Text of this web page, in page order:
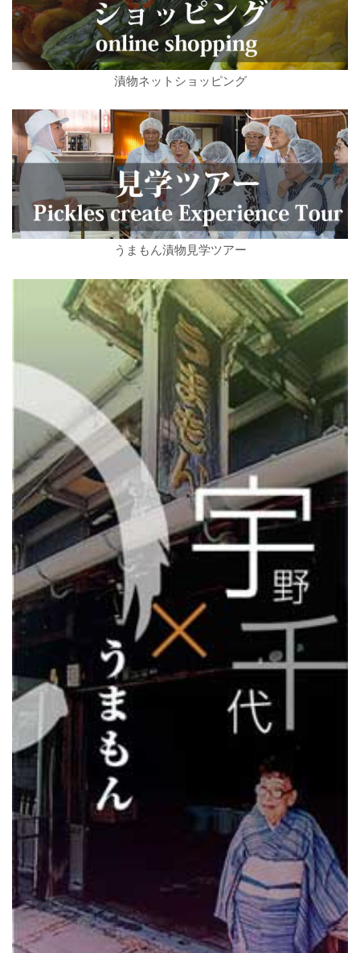
漬物ネットショッピング
うまもん漬物見学ツアー